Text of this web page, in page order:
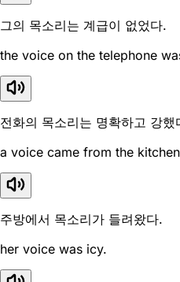
그의 목소리는 계급이 없었다.
the voice on the telephone
전화의 목소리는 명확하고 강했
a voice came from the
주방에서 목소리가 들려왔다.
her voice was icy.